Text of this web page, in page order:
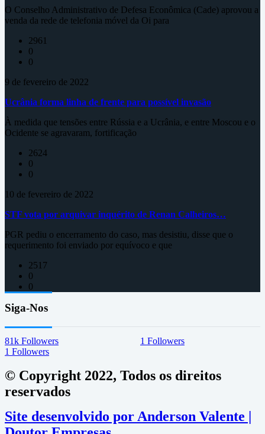
O Conselho Administrativo de Defesa Econômica (Cade) aprovou a
venda da rede de telefonia móvel da Oi para
2961
0
0
9 de fevereiro de 2022
Ucrânia forma linha de frente para possível invasão
À medida que tensões entre Rússia e a Ucrânia, e entre Moscou e o
Ocidente se agravaram, fortificação
2624
0
0
10 de fevereiro de 2022
STF vota por arquivar inquérito de Renan Calheiros…
PGR pediu o encerramento do caso, mas desistiu, disse que o
requerimento foi enviado por equívoco e que
2517
0
0
Siga-Nos
81k Followers 1 Followers
1 Followers
© Copyright 2022, Todos os direitos
reservados
Site desenvolvido por Anderson Valente |